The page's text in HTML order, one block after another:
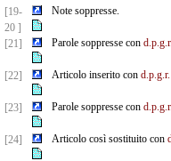
[19-
20 ]
Note soppresse.
[21] Parole soppresse con
[22] Articolo inserito con
[23] Parole soppresse con
[24] Articolo così sostituito con